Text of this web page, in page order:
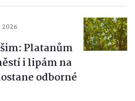
2026
Platanům
i lipám na
odborné